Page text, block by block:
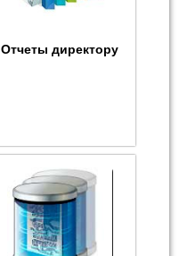
Отчеты директору